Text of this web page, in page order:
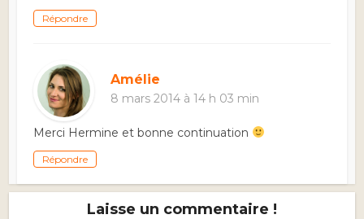
Répondre
Amélie
8 mars 2014 à 14 h 03 min
Merci Hermine et bonne continuation
Répondre
Laisse un commentaire !